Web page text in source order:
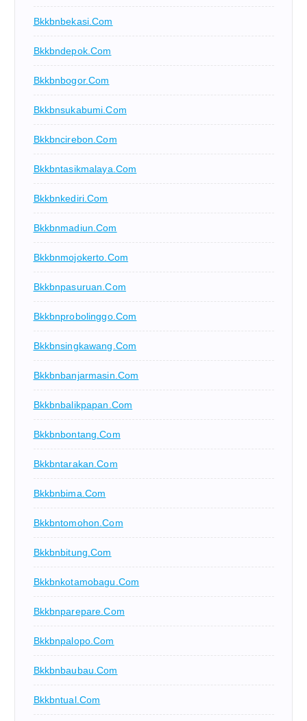
Bkkbnbekasi.com
Bkkbndepok.com
Bkkbnbogor.com
Bkkbnsukabumi.com
Bkkbncirebon.com
Bkkbntasikmalaya.com
Bkkbnkediri.com
Bkkbnmadiun.com
Bkkbnmojokerto.com
Bkkbnpasuruan.com
Bkkbnprobolinggo.com
Bkkbnsingkawang.com
Bkkbnbanjarmasin.com
Bkkbnbalikpapan.com
Bkkbnbontang.com
Bkkbntarakan.com
Bkkbnbima.com
Bkkbntomohon.com
Bkkbnbitung.com
Bkkbnkotamobagu.com
Bkkbnparepare.com
Bkkbnpalopo.com
Bkkbnbaubau.com
Bkkbntual.com